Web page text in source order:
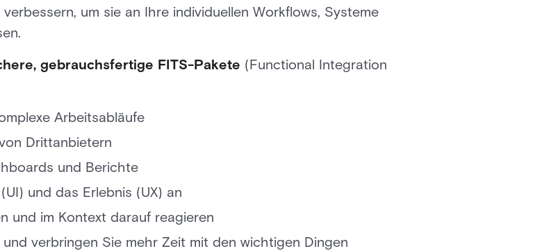
um sie an Ihre individuellen Workflows, Systeme
gebrauchsfertige FITS-Pakete (Functional Integration
Arbeitsabläufe
Drittanbietern
und Berichte
und das Erlebnis (UX) an
und im Kontext darauf reagieren
verbringen Sie mehr Zeit mit den wichtigen Dingen